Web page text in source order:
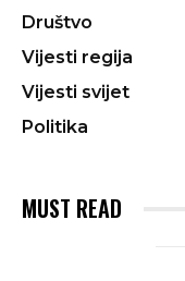
Društvo
Vijesti regija
Vijesti svijet
Politika
MUST READ